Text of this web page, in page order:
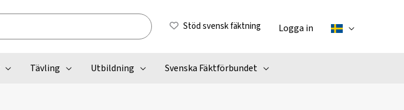
Stöd svensk fäktning Logga in
Tävling Utbildning Svenska Fäktförbundet